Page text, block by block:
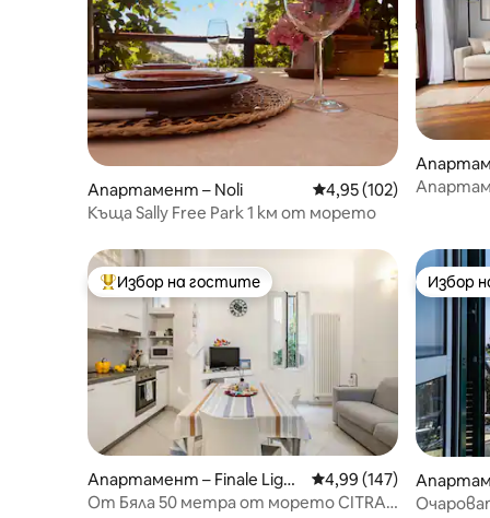
Апартамент – Noli Средна оценка: 4,95
4,95 (102)
Къща Sally Free Park 1 км от морето
Най-популярен избор на гостите
Избор на гостите
Апартамент – Finale Ligur
e
Средна оценка: 4,99
4,99 (147)
От Бяла 50 метра от морето CITRA
Избор
Избор